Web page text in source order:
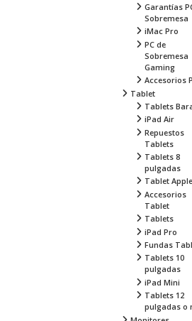
Garantías
Sobremesa
iMac Pro
PC de
Sobremesa
Gaming
Accesorios
Tablet
Tablets
iPad Air
Repuestos
Tablets
Tablets 8
pulgadas
Tablet Apple
Accesorios
Tablet
Tablets
iPad Pro
Fundas
Tablets 10
pulgadas
iPad Mini
Tablets 12
pulgadas o